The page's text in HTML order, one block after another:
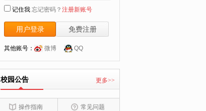
记住我 忘记密码？ 注册新账号
其他账号： 微博 QQ
校园公告 更多>>
操作指南 常见问题